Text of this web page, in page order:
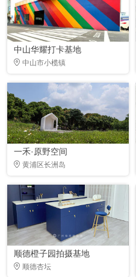
中山华耀打卡基地
中山市小榄镇
一禾·原野空间
黄浦区长洲岛
顺德橙子园拍摄基地
顺德杏坛